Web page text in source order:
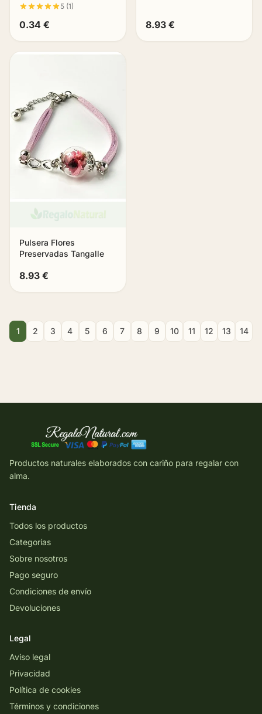
5 (1)
0.34 € 8.93 €
Pulsera Flores
Preservadas Tangalle
8.93 €
1 2 3 4 5 6 7 8 9 10 11 12 13 14
Productos naturales elaborados con cariño para regalar con
alma.
Tienda
Todos los productos
Categorías
Sobre nosotros
Pago seguro
Condiciones de envío
Devoluciones
Legal
Aviso legal
Privacidad
Política de cookies
Términos y condiciones